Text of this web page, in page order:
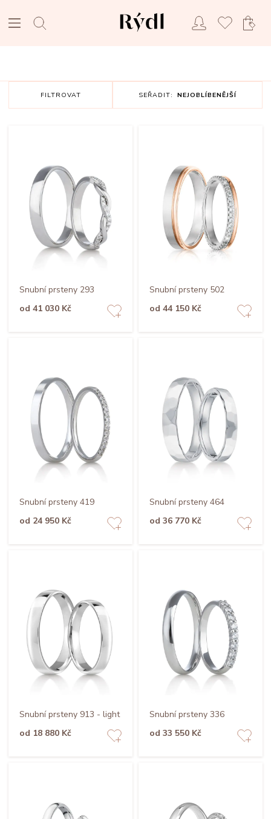
FILTROVAT SEŘADIT: NEJOBLÍBENĚJŠÍ
Snubní prsteny 293
od 41 030 Kč
Snubní prsteny 502
od 44 150 Kč
Snubní prsteny 419
od 24 950 Kč
Snubní prsteny 464
od 36 770 Kč
Snubní prsteny 913 - light
od 18 880 Kč
Snubní prsteny 336
od 33 550 Kč